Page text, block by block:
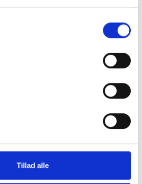
Tillad alle
Viden
være klar senest 1. januar